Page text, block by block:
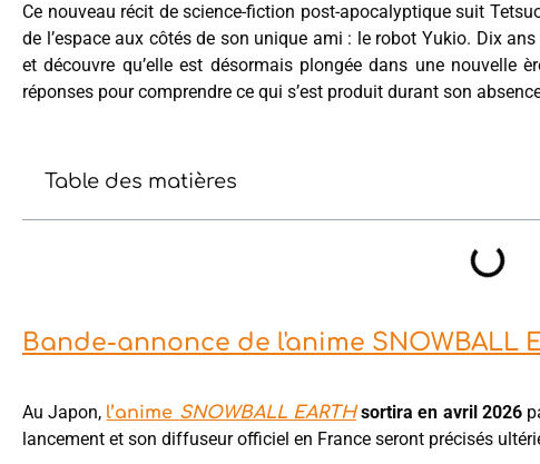
Ce nouveau récit de science-fiction post-apocalyptique suit
de l’espace aux côtés de son unique ami : le robot Yukio. Dix
et découvre qu’elle est désormais plongée dans une nouvelle
réponses pour comprendre ce qui s’est produit durant son
Table des matières
Bande-annonce de l'anime SNOWBALL
Au Japon, l’anime SNOWBALL EARTHsortira en avril 2026
lancement et son diffuseur officiel en France seront précisés